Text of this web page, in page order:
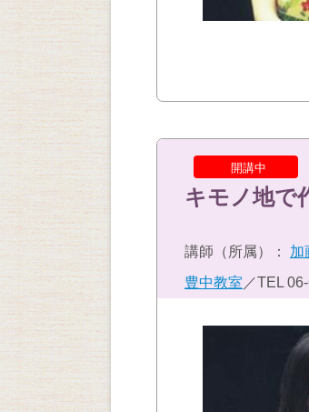
開講中
キモノ地で
講師（所属）： 加
豊中教室 ／TEL